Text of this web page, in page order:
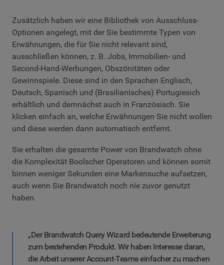
Zusätzlich haben wir eine Bibliothek von Ausschluss-
Optionen angelegt, mit der Sie bestimmte Typen von
Erwähnungen, die für Sie nicht relevant sind,
ausschließen können, z. B. Jobs, Immobilien- und
Second-Hand-Werbungen, Obszönitäten oder
Gewinnspiele. Diese sind in den Sprachen Englisch,
Deutsch, Spanisch und (Brasilianisches) Portugiesich
erhältlich und demnächst auch in Französisch. Sie
klicken einfach an, welche Erwähnungen Sie nicht wollen
und diese werden dann automatisch entfernt.
Sie erhalten die gesamte Power von Brandwatch ohne
die Komplexität Boolscher Operatoren und können somit
binnen weniger Sekunden eine Markensuche aufsetzen,
auch wenn Sie Brandwatch noch nie zuvor genutzt
haben.
„Der Brandwatch Query Wizard bedeutende Erweiterung
zum bestehenden Produkt. Wir haben Interesse daran,
die Arbeit unserer Account-Teams einfacher zu machen